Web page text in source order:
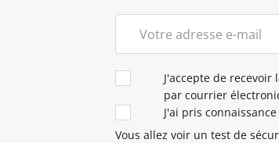
CONDITIONS
J'accepte de recevoir
par courrier
J'ai pris
Vous allez voir un test de